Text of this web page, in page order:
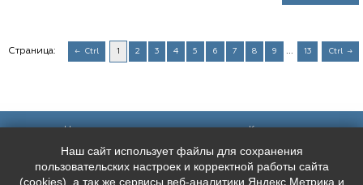
Страница: Ctrl 1 2 3 4 5 6 7 8 9 ... 13 Ctrl
Наш адрес:
Санкт-Петербург,
Каменноостровский пр. 61/2, вход в
арку со стороны улицы Чапыгина
Контакты:
+7 (921) 9606133
+7 (991) 0165010
mederispb@yandex.ru
Наш сайт использует файлы для сохранения
пользовательских настроек и корректной работы сайта
(cookies), а так же сервисы веб-аналитики Яндекс.Метрика и